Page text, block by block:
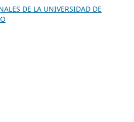
DE LA UNIVERSIDAD DE